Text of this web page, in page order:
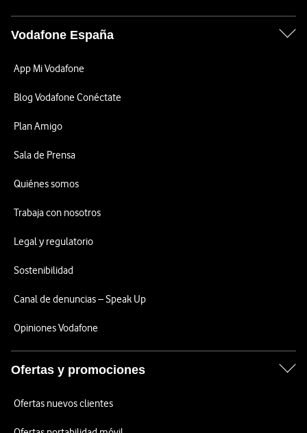
Vodafone España
App Mi Vodafone
Blog Vodafone Conéctate
Plan Amigo
Sala de Prensa
Quiénes somos
Trabaja con nosotros
Legal y regulatorio
Sostenibilidad
Canal de denuncias – Speak Up
Opiniones Vodafone
Ofertas y promociones
Ofertas nuevos clientes